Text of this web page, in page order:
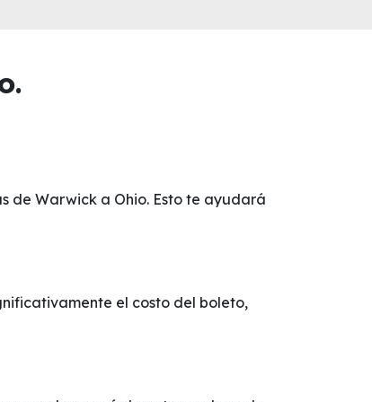
de Warwick a Ohio. Esto te ayudará
el costo del boleto,